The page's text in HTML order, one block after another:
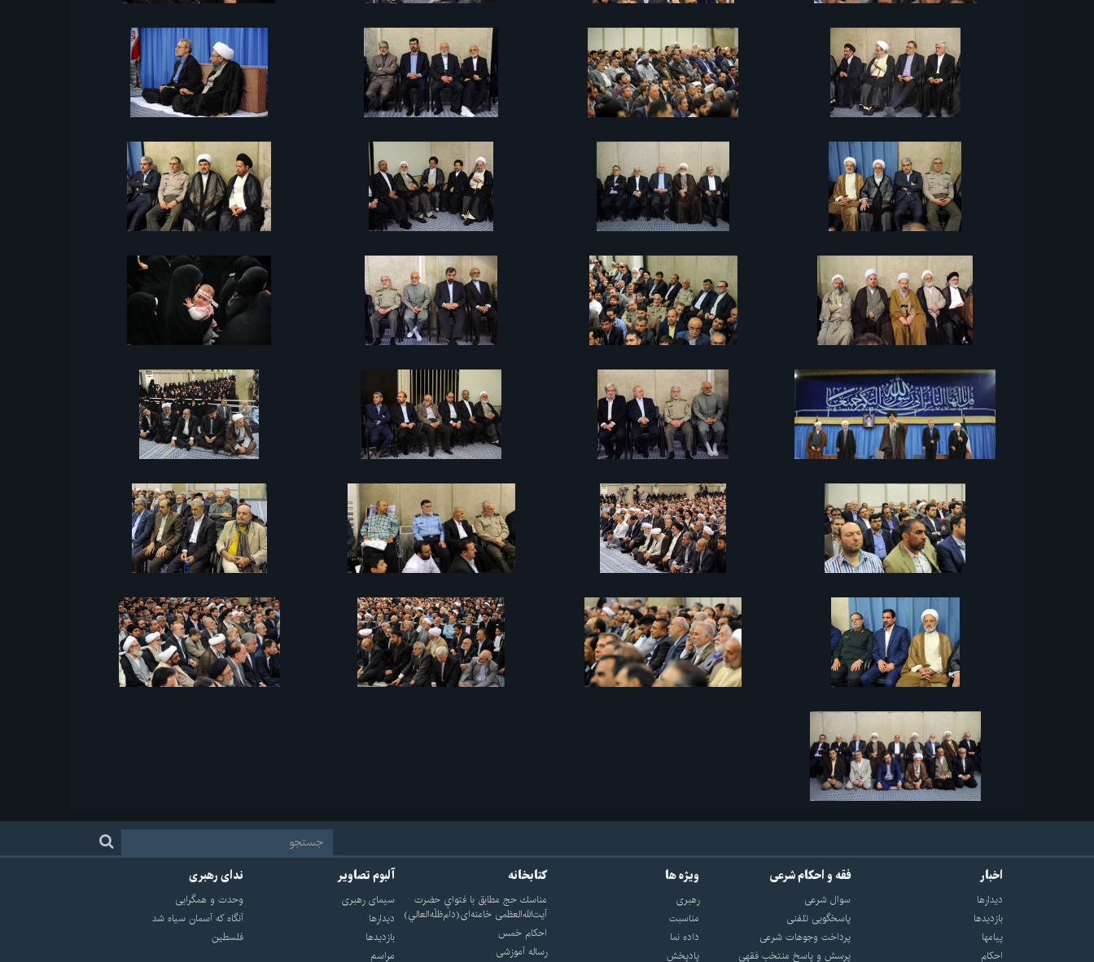
اخبار
دیدارها
بازديدها
پيامها
احكام
فقه و احکام شرعی
سوال شرعی
پاسخگویی تلفنی
پرداخت وجوهات شرعی
پرسش و پاسخ منتخب فقهی
ویژه ها
رهبری
مناسبت
داده نما
پادپخش
کتابخانه
مناسك حج مطابق با فتواي حضرت
آيت‌الله‌العظمى خامنه‌اى(دام‌ظلّه‌العالي)
احکام خمس
رساله آموزشی
آلبوم تصاویر
سيماى رهبرى
ديدارها
بازديدها
مراسم
ندای رهبری
وحدت و همگرایی
آنگاه که آسمان سیاه شد
فلسطین